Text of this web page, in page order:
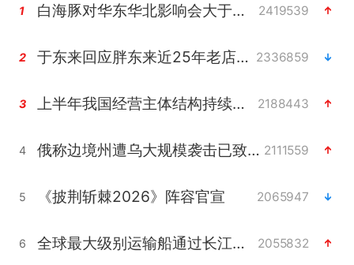
1 白海豚对华东华北影响会大于巴威 2419539
2 于东来回应胖东来近25年老店年底关闭 2336859
3 上半年我国经营主体结构持续优化 2188443
4 俄称边境州遭乌大规模袭击已致13伤 2111559
5 《披荆斩棘2026》阵容官宣 2065947
6 全球最大级别运输船通过长江大桥 2055832